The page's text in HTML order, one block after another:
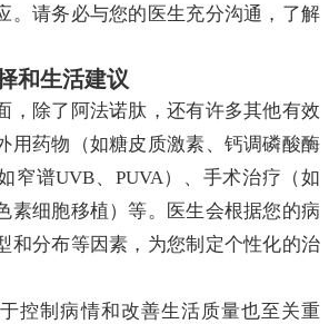
。请务必与您的医生充分沟通，了解
和生活建议
，除了阿法诺肽，还有许多其他有效
用药物（如糖皮质激素、钙调磷酸酶
窄谱UVB、PUVA）、手术治疗（如
素细胞移植）等。医生会根据您的病
和分布等因素，为您制定个性化的治
控制病情和改善生活质量也至关重